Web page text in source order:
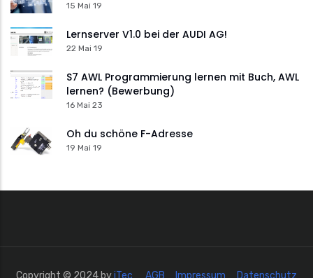
15 Mai 19
Lernserver V1.0 bei der AUDI AG!
22 Mai 19
S7 AWL Programmierung lernen mit Buch, AWL
lernen? (Bewerbung)
16 Mai 23
Oh du schöne F-Adresse
19 Mai 19